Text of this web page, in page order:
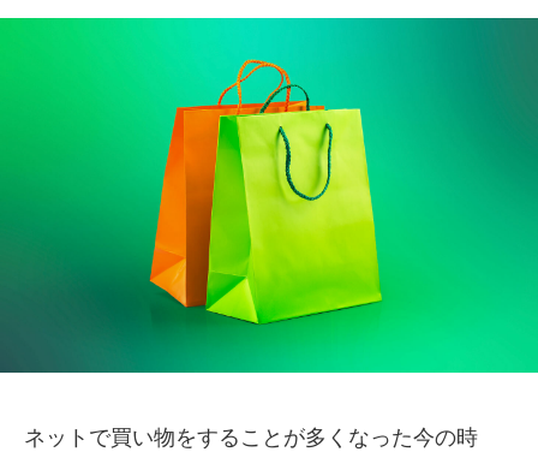
ネットで買い物をすることが多くなった今の時